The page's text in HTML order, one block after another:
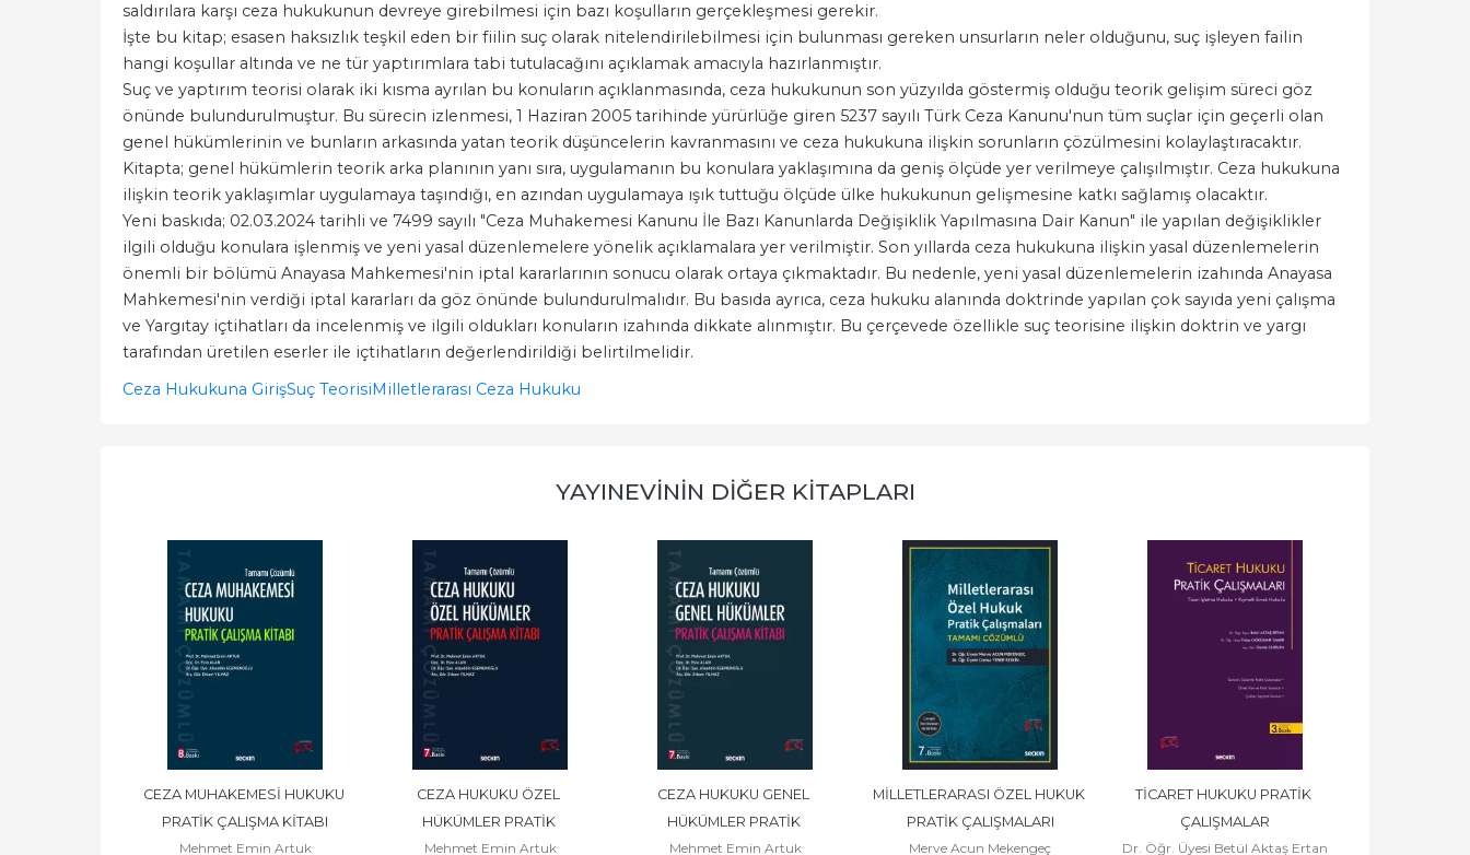
saldırılara karşı ceza hukukunun devreye girebilmesi için bazı koşulların gerçekleşmesi gerekir.
İşte bu kitap; esasen haksızlık teşkil eden bir fiilin suç olarak nitelendirilebilmesi için bulunması gereken unsurların neler olduğunu, suç işleyen failin
hangi koşullar altında ve ne tür yaptırımlara tabi tutulacağını açıklamak amacıyla hazırlanmıştır.
Suç ve yaptırım teorisi olarak iki kısma ayrılan bu konuların açıklanmasında, ceza hukukunun son yüzyılda göstermiş olduğu teorik gelişim süreci göz
önünde bulundurulmuştur. Bu sürecin izlenmesi, 1 Haziran 2005 tarihinde yürürlüğe giren 5237 sayılı Türk Ceza Kanunu'nun tüm suçlar için geçerli olan
genel hükümlerinin ve bunların arkasında yatan teorik düşüncelerin kavranmasını ve ceza hukukuna ilişkin sorunların çözülmesini kolaylaştıracaktır.
Kitapta; genel hükümlerin teorik arka planının yanı sıra, uygulamanın bu konulara yaklaşımına da geniş ölçüde yer verilmeye çalışılmıştır. Ceza hukukuna
ilişkin teorik yaklaşımlar uygulamaya taşındığı, en azından uygulamaya ışık tuttuğu ölçüde ülke hukukunun gelişmesine katkı sağlamış olacaktır.
Yeni baskıda; 02.03.2024 tarihli ve 7499 sayılı "Ceza Muhakemesi Kanunu İle Bazı Kanunlarda Değişiklik Yapılmasına Dair Kanun" ile yapılan değişiklikler
ilgili olduğu konulara işlenmiş ve yeni yasal düzenlemelere yönelik açıklamalara yer verilmiştir. Son yıllarda ceza hukukuna ilişkin yasal düzenlemelerin
önemli bir bölümü Anayasa Mahkemesi'nin iptal kararlarının sonucu olarak ortaya çıkmaktadır. Bu nedenle, yeni yasal düzenlemelerin izahında Anayasa
Mahkemesi'nin verdiği iptal kararları da göz önünde bulundurulmalıdır. Bu basıda ayrıca, ceza hukuku alanında doktrinde yapılan çok sayıda yeni çalışma
ve Yargıtay içtihatları da incelenmiş ve ilgili oldukları konuların izahında dikkate alınmıştır. Bu çerçevede özellikle suç teorisine ilişkin doktrin ve yargı
tarafından üretilen eserler ile içtihatların değerlendirildiği belirtilmelidir.
Ceza Hukukuna GirişSuç TeorisiMilletlerarası Ceza Hukuku
YAYINEVININ DIĞER KITAPLARI
CEZA MUHAKEMESİ HUKUKU
PRATİK ÇALIŞMA KİTABI
Mehmet Emin Artuk
CEZA HUKUKU ÖZEL
HÜKÜMLER PRATİK
ÇALIŞMALAR
Mehmet Emin Artuk
CEZA HUKUKU GENEL
HÜKÜMLER PRATİK
ÇALIŞMALAR
Mehmet Emin Artuk
MİLLETLERARASI ÖZEL HUKUK
PRATİK ÇALIŞMALARI
Merve Acun Mekengeç
TİCARET HUKUKU PRATİK
ÇALIŞMALAR
Dr. Öğr. Üyesi Betül Aktaş Ertan